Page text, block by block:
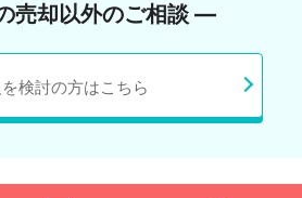
売却以外のご相談 ―
検討の方はこちら